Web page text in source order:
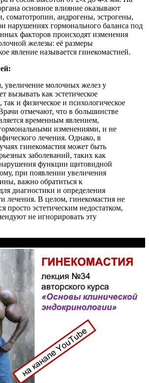
основное влияние оказывают
соматотропин, андрогены, эстрогены,
нарушениях гормонального баланса под
факторов происходят изменения
железы: её размеры
явление называется гинекомастией.
увеличение молочных желез у
вызывать как эстетическое
так и физическое и психологическое
отмечают, что в большинстве
временным явлением,
изменениями, и не
лечения. Однако, в
гинекомастия может быть
заболеваний, таких как
функции щитовидной
при появлении увеличения
важно обратиться к
диагностики и определения
лечения. В целом, гинекомастия не
просто эстетическим недостатком,
не игнорировать эту